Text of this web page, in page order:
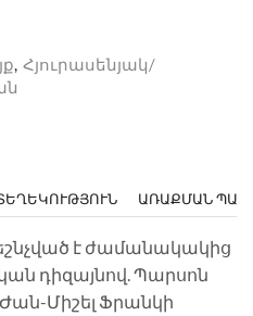
, Հյուրասենյակ/
ԱՌԱՔՄԱՆ
է ժամանակակից
դիզայնով. Պարսոն
Ժան-Միշել Ֆրանկի